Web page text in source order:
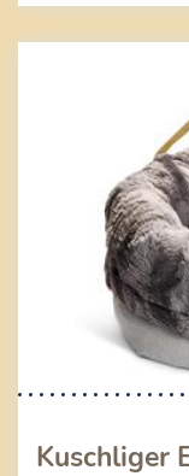
Kuschliger